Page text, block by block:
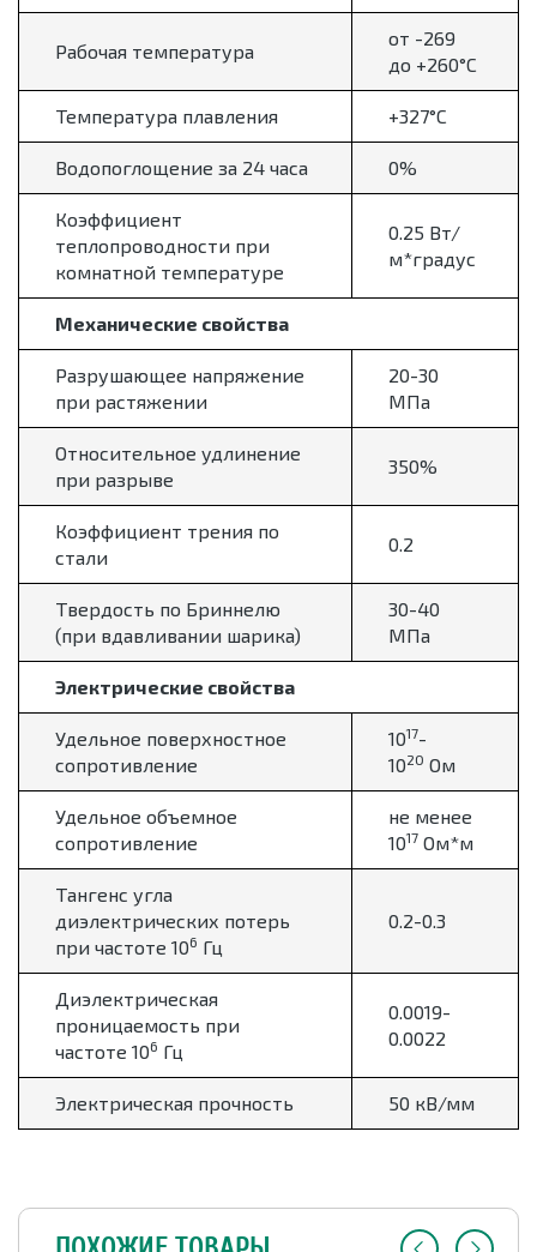
Рабочая температура
от -269
до +260°С
Температура плавления +327°С
Водопоглощение за 24 часа 0%
Коэффициент
теплопроводности при
комнатной температуре
0.25 Вт/
м*градус
Механические свойства
Разрушающее напряжение
при растяжении
20-30
МПа
Относительное удлинение
при разрыве
350%
Коэффициент трения по
стали
0.2
Твердость по Бриннелю
(при вдавливании шарика)
30-40
МПа
Электрические свойства
Удельное поверхностное
сопротивление
1017-
1020 Ом
Удельное объемное
сопротивление
не менее
1017 Ом*м
Тангенс угла
диэлектрических потерь
при частоте 106 Гц
0.2-0.3
Диэлектрическая
проницаемость при
частоте 106 Гц
0.0019-
0.0022
Электрическая прочность 50 кВ/мм